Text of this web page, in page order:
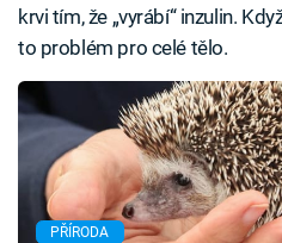
krvi tím, že „vyrábí“ inzulin.
to problém pro celé tělo.
PŘÍRODA